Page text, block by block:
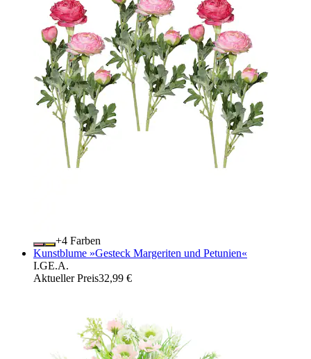
+
Farben
Kunstblume »Gesteck Margeriten und Petunien«
I.GE.A.
Aktueller Preis32,99 €